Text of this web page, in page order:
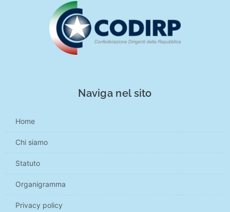
Naviga nel sito
Home
Chi siamo
Statuto
Organigramma
Privacy policy